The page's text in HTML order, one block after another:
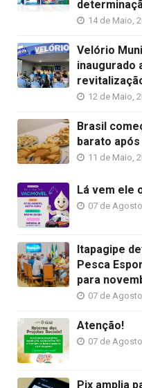
14 de Maio,
Velório
inaugurado
12 de Maio,
Brasil
barato
11 de Maio,
Lá vem ele
07 de
Itapagipe
Pesca
para
07 de
Atenção!
07 de
Pix amplia